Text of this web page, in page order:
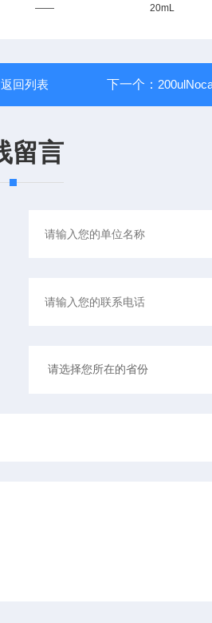
—— 20mL
返回列表 下一个：
留言